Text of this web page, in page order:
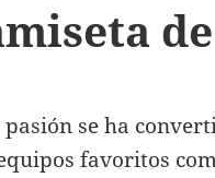
pasión se ha
favoritos